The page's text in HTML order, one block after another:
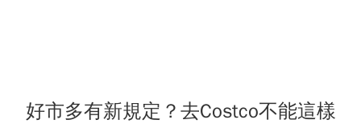
好市多有新規定？去Costco不能這樣